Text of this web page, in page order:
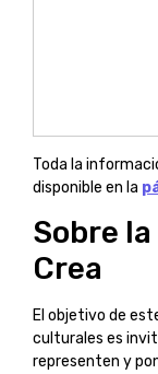
Toda la
disponible en la
Sobre
Crea
El objetivo de
culturales es
representen y